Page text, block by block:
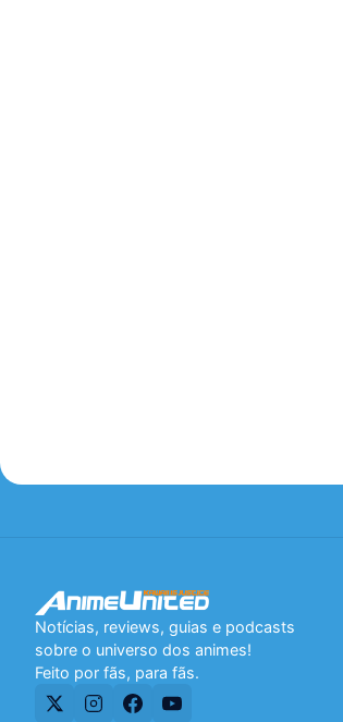
Notícias, reviews, guias e podcasts
sobre o universo dos animes!
Feito por fãs, para fãs.